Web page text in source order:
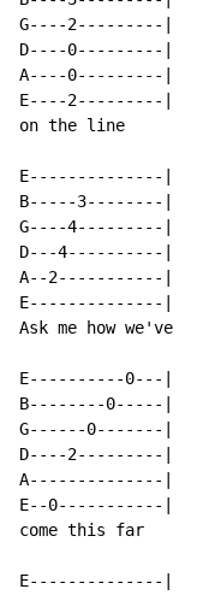
G----2---------|
D----0---------|
A----0---------|
E----2---------|
on the line
E--------------|
B-----3--------|
G----4---------|
D---4----------|
A--2-----------|
E--------------|
Ask me how we've
E----------0---|
B--------0-----|
G------0-------|
D----2---------|
A--------------|
E--0-----------|
come this far
E--------------|